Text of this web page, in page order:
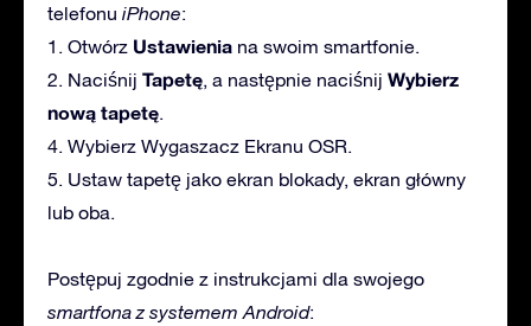
telefonu iPhone:
1. Otwórz Ustawienia na swoim smartfonie.
2. Naciśnij Tapetę , a następnie naciśnij Wybierz
nową tapetę
4. Wybierz Wygaszacz Ekranu OSR.
5. Ustaw tapetę jako ekran blokady, ekran główny
lub oba.
Postępuj zgodnie z instrukcjami dla swojego
smartfona z systemem Android: